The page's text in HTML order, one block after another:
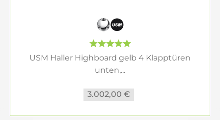
USM Haller Highboard gelb 4 Klapptüren
unten,...
3.002,00 €